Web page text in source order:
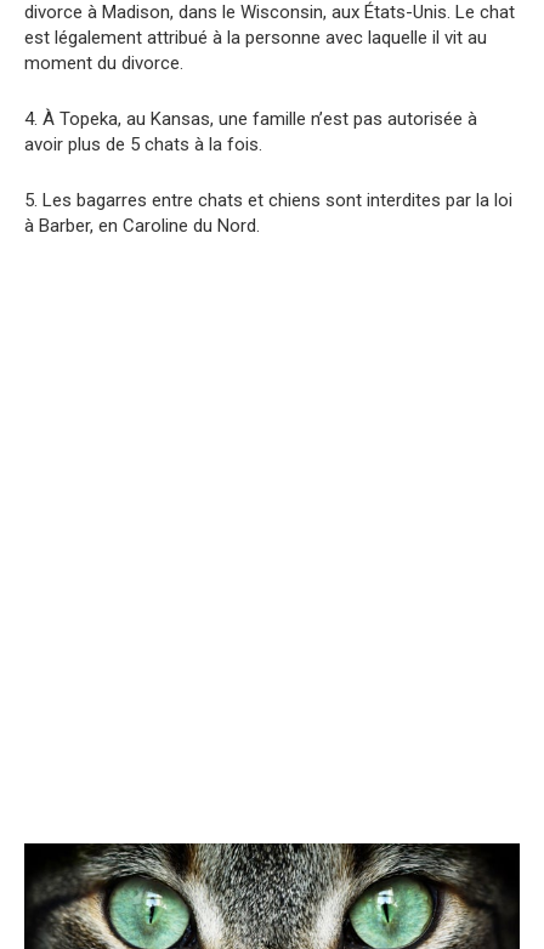
divorce à Madison, dans le Wisconsin, aux États-Unis. Le chat
est légalement attribué à la personne avec laquelle il vit au
moment du divorce.
4. À Topeka, au Kansas, une famille n’est pas autorisée à
avoir plus de 5 chats à la fois.
5. Les bagarres entre chats et chiens sont interdites par la loi
à Barber, en Caroline du Nord.